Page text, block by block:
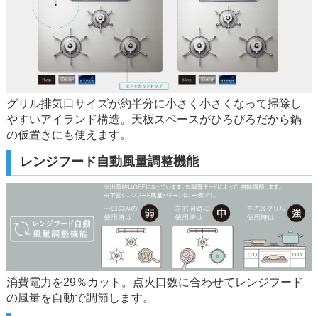
グリル排気口サイズが約半分に小さく小さくなって掃除し
やすいアイランド構造。天板スペースがひろびろだから鍋
の仮置きにも使えます。
レンジフード自動風量調整機能
消費電力を29％カット。点火口数に合わせてレンジフード
の風量を自動で調節します。